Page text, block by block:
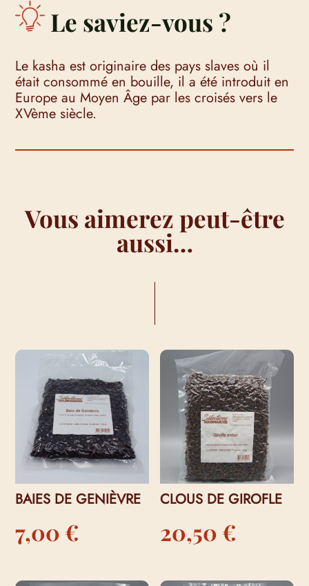
Le saviez-vous ?
Le kasha est originaire des pays slaves où il
était consommé en bouille, il a été introduit en
Europe au Moyen Âge par les croisés vers le
XVème siècle.
Vous aimerez peut-être
aussi…
BAIES DE GENIÈVRE
7,00 €
CLOUS DE GIROFLE
20,50 €